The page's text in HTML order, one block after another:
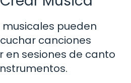
pueden
canciones
en sesiones de canto